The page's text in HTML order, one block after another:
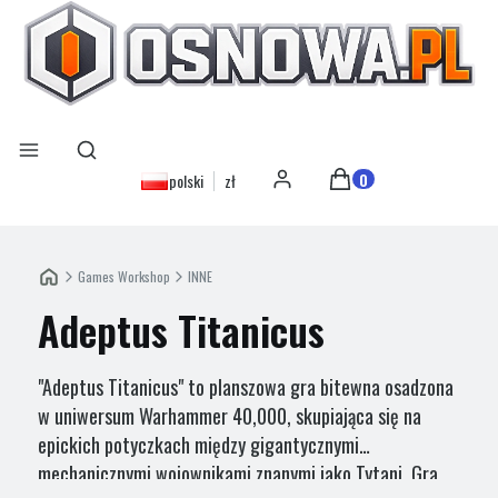
Menu Otwórz wyszukiwarkę
Szukaj
polski zł Zaloguj sięProdukty w koszyku:
Koszyk
Games Workshop INNE
Adeptus Titanicus
"Adeptus Titanicus" to planszowa gra bitewna osadzona
w uniwersum Warhammer 40,000, skupiająca się na
epickich potyczkach między gigantycznymi
mechanicznymi wojownikami znanymi jako Tytani. Gra